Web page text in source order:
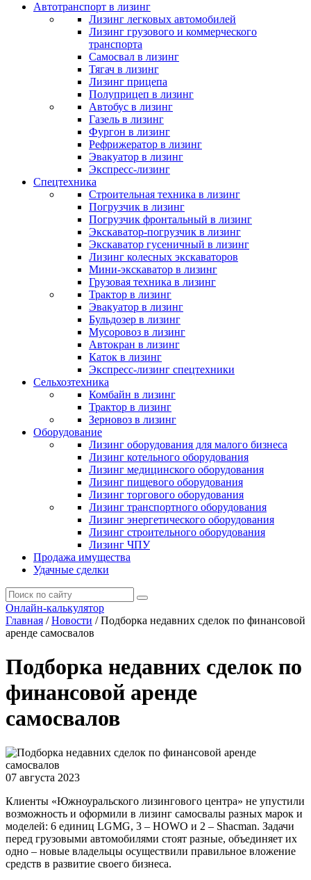
Автотранспорт в лизинг
Лизинг легковых автомобилей
Лизинг грузового и коммерческого
транспорта
Самосвал в лизинг
Тягач в лизинг
Лизинг прицепа
Полуприцеп в лизинг
Автобус в лизинг
Газель в лизинг
Фургон в лизинг
Рефрижератор в лизинг
Эвакуатор в лизинг
Экспресс-лизинг
Спецтехника
Строительная техника в лизинг
Погрузчик в лизинг
Погрузчик фронтальный в лизинг
Экскаватор-погрузчик в лизинг
Экскаватор гусеничный в лизинг
Лизинг колесных экскаваторов
Мини-экскаватор в лизинг
Грузовая техника в лизинг
Трактор в лизинг
Эвакуатор в лизинг
Бульдозер в лизинг
Мусоровоз в лизинг
Автокран в лизинг
Каток в лизинг
Экспресс-лизинг спецтехники
Сельхозтехника
Комбайн в лизинг
Трактор в лизинг
Зерновоз в лизинг
Оборудование
Лизинг оборудования для малого бизнеса
Лизинг котельного оборудования
Лизинг медицинского оборудования
Лизинг пищевого оборудования
Лизинг торгового оборудования
Лизинг транспортного оборудования
Лизинг энергетического оборудования
Лизинг строительного оборудования
Лизинг ЧПУ
Продажа имущества
Удачные сделки
Онлайн-калькулятор
Главная / Новости / Подборка недавних сделок по финансовой
аренде самосвалов
Подборка недавних сделок по
финансовой аренде
самосвалов
07 августа 2023
Клиенты «Южноуральского лизингового центра» не упустили
возможность и оформили в лизинг самосвалы разных марок и
моделей: 6 единиц LGMG, 3 – HOWO и 2 – Shacman. Задачи
перед грузовыми автомобилями стоят разные, объединяет их
одно – новые владельцы осуществили правильное вложение
средств в развитие своего бизнеса.